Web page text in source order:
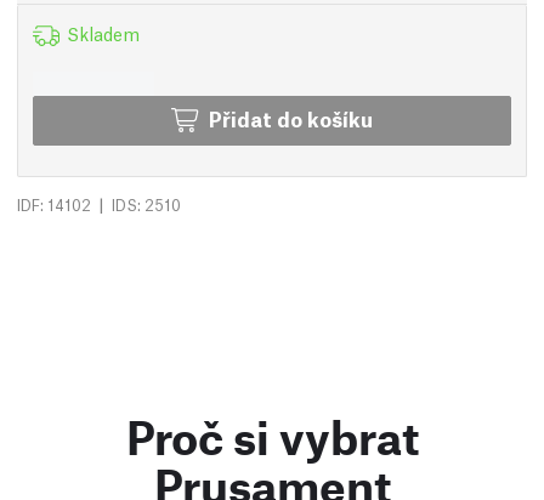
Skladem
Přidat do košíku
IDF: 14102 | IDS: 2510
Proč si vybrat
Prusament